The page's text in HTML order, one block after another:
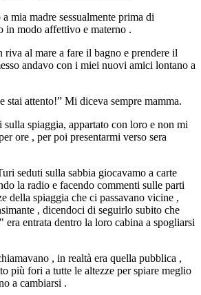
mia madre sessualmente prima di
in modo affettivo e materno .
al mare a fare il bagno e prendere il
andavo con i miei nuovi amici lontano a
stai attento!” Mi diceva sempre mamma.
sulla spiaggia, appartato con loro e non mi
ore , per poi presentarmi verso sera
seduti sulla sabbia giocavamo a carte
la radio e facendo commenti sulle parti
della spiaggia che ci passavano vicine ,
, dicendoci di seguirlo subito che
era entrata dentro la loro cabina a spogliarsi
, in realtà era quella pubblica ,
più fori a tutte le altezze per spiare meglio
a cambiarsi .